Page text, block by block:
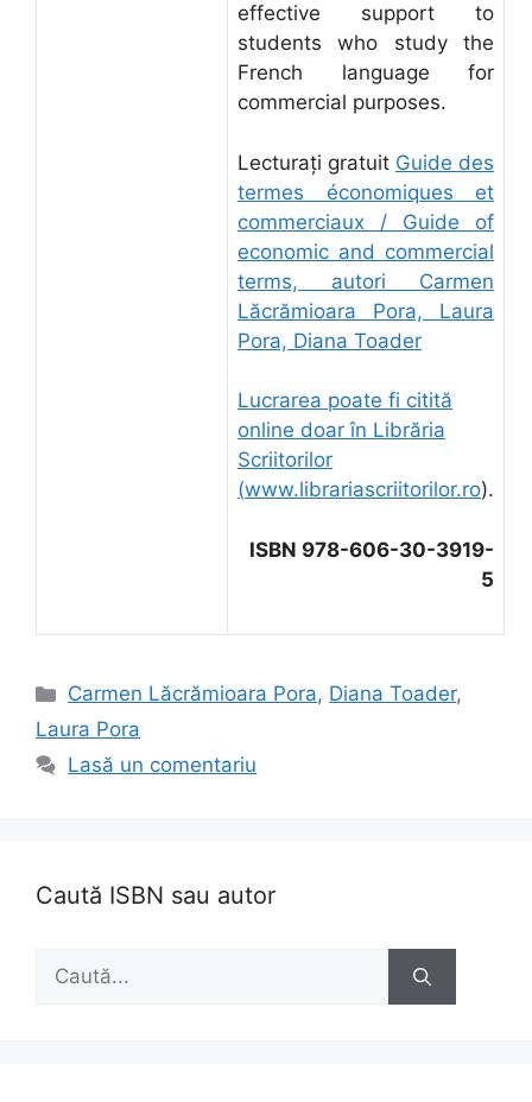
effective support to
students who study the
French language for
commercial purposes.
Lecturați gratuit Guide des
termes économiques et
commerciaux / Guide of
economic and commercial
terms, autori Carmen
Lăcrămioara Pora, Laura
Pora, Diana Toader
Lucrarea poate fi citită
online doar în Librăria
Scriitorilor
(www.librariascriitorilor.ro).
ISBN 978-606-30-3919-
5
Categorii
Carmen Lăcrămioara Pora, Diana Toader,
Laura Pora
Lasă un comentariu
Caută ISBN sau autor
Caută